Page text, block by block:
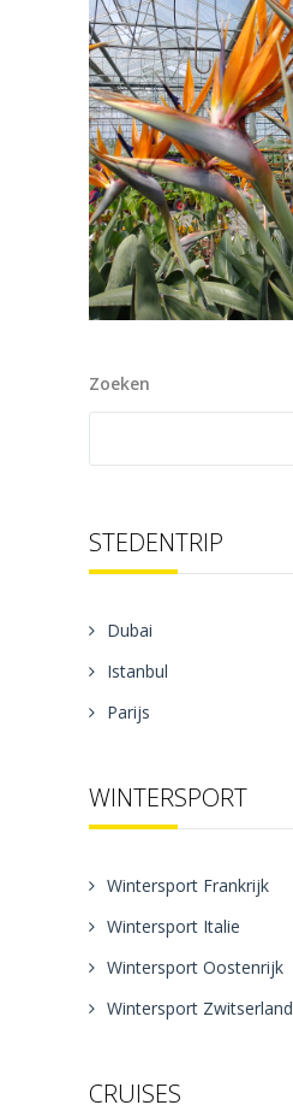
Zoeken
STEDENTRIP
Dubai
Istanbul
Parijs
WINTERSPORT
Wintersport Frankrijk
Wintersport Italie
Wintersport Oostenrijk
Wintersport Zwitserland
CRUISES